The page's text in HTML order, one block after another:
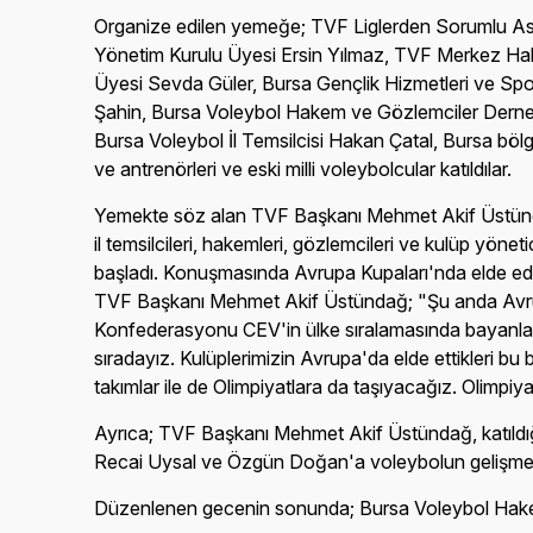
Organize edilen yemeğe; TVF Liglerden Sorumlu
Yönetim Kurulu Üyesi Ersin Yılmaz, TVF Merkez
Üyesi Sevda Güler, Bursa Gençlik Hizmetleri ve
Şahin, Bursa Voleybol Hakem ve Gözlemciler
Bursa Voleybol İl Temsilcisi Hakan Çatal, Bursa
ve antrenörleri ve eski milli voleybolcular katıldılar.
Yemekte söz alan TVF Başkanı Mehmet Akif
il temsilcileri, hakemleri, gözlemcileri ve kulüp
başladı. Konuşmasında Avrupa Kupaları'nda elde
TVF Başkanı Mehmet Akif Üstündağ; "Şu anda
Konfederasyonu CEV'in ülke sıralamasında
sıradayız. Kulüplerimizin Avrupa'da elde ettikleri bu
takımlar ile de Olimpiyatlara da taşıyacağız.
Ayrıca; TVF Başkanı Mehmet Akif Üstündağ,
Recai Uysal ve Özgün Doğan'a voleybolun
Düzenlenen gecenin sonunda; Bursa Voleybol